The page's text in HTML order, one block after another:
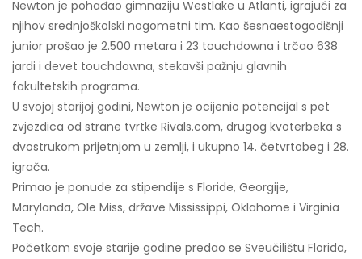
Newton je pohađao gimnaziju Westlake u Atlanti, igrajući za
njihov srednjoškolski nogometni tim. Kao šesnaestogodišnji
junior prošao je 2.500 metara i 23 touchdowna i trčao 638
jardi i devet touchdowna, stekavši pažnju glavnih
fakultetskih programa.
U svojoj starijoj godini, Newton je ocijenio potencijal s pet
zvjezdica od strane tvrtke Rivals.com, drugog kvoterbeka s
dvostrukom prijetnjom u zemlji, i ukupno 14. četvrtobeg i 28.
igrača.
Primao je ponude za stipendije s Floride, Georgije,
Marylanda, Ole Miss, države Mississippi, Oklahome i Virginia
Tech.
Početkom svoje starije godine predao se Sveučilištu Florida,